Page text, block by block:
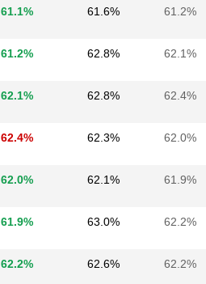
61.1% 61.6% 61.2%
61.2% 62.8% 62.1%
62.1% 62.8% 62.4%
62.4% 62.3% 62.0%
62.0% 62.1% 61.9%
61.9% 63.0% 62.2%
62.2% 62.6% 62.2%